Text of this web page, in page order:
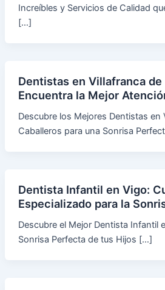
Increíbles y Servicios de Calidad
[…]
Dentistas en Villafranca
Encuentra la Mejor
Descubre los Mejores Dentistas en
Caballeros para una Sonrisa
Dentista Infantil en Vigo:
Especializado para la
Descubre el Mejor Dentista Infantil
Sonrisa Perfecta de tus Hijos […]